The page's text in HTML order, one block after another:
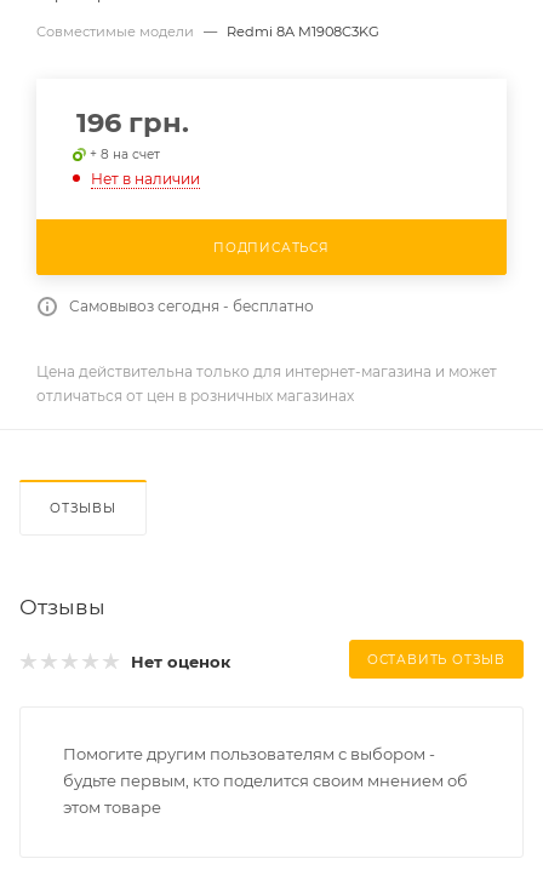
Совместимые модели — Redmi 8A M1908C3KG
196 грн.
+ 8 на счет
Нет в наличии
ПОДПИСАТЬСЯ
Самовывоз сегодня - бесплатно
Цена действительна только для интернет-магазина и может
отличаться от цен в розничных магазинах
ОТЗЫВЫ
Отзывы
Нет оценок ОСТАВИТЬ ОТЗЫВ
Помогите другим пользователям с выбором -
будьте первым, кто поделится своим мнением об
этом товаре